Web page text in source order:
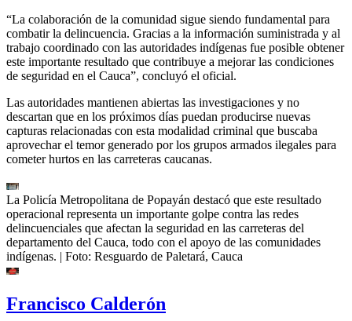
“La colaboración de la comunidad sigue siendo fundamental para
combatir la delincuencia. Gracias a la información suministrada y al
trabajo coordinado con las autoridades indígenas fue posible obtener
este importante resultado que contribuye a mejorar las condiciones
de seguridad en el Cauca”, concluyó el oficial.
Las autoridades mantienen abiertas las investigaciones y no
descartan que en los próximos días puedan producirse nuevas
capturas relacionadas con esta modalidad criminal que buscaba
aprovechar el temor generado por los grupos armados ilegales para
cometer hurtos en las carreteras caucanas.
La Policía Metropolitana de Popayán destacó que este resultado
operacional representa un importante golpe contra las redes
delincuenciales que afectan la seguridad en las carreteras del
departamento del Cauca, todo con el apoyo de las comunidades
indígenas. | Foto: Resguardo de Paletará, Cauca
Francisco Calderón